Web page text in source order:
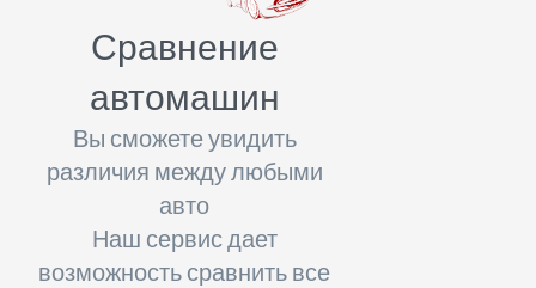
Сравнение
автомашин
Вы сможете увидить
различия между любыми
авто
Наш сервис дает
возможность сравнить все